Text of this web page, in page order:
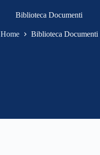
Biblioteca Documenti
Home Biblioteca Documenti